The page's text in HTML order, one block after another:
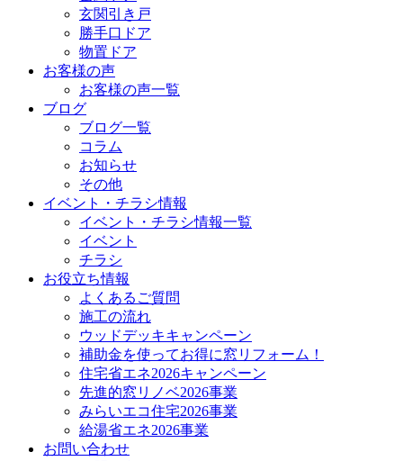
玄関引き戸
勝手口ドア
物置ドア
お客様の声
お客様の声一覧
ブログ
ブログ一覧
コラム
お知らせ
その他
イベント・チラシ情報
イベント・チラシ情報一覧
イベント
チラシ
お役立ち情報
よくあるご質問
施工の流れ
ウッドデッキキャンペーン
補助金を使ってお得に窓リフォーム！
住宅省エネ2026キャンペーン
先進的窓リノベ2026事業
みらいエコ住宅2026事業
給湯省エネ2026事業
お問い合わせ